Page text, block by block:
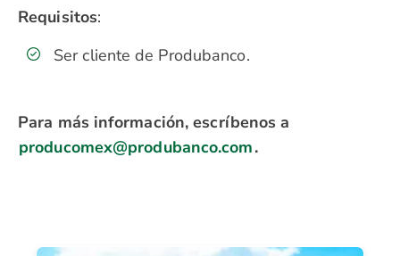
Requisitos:
Ser cliente de Produbanco.
Para más información, escríbenos a
producomex@produbanco.com.